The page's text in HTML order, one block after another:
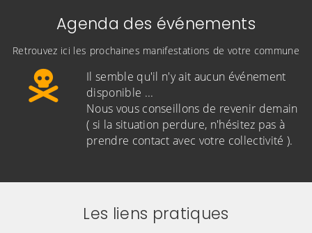
Agenda des événements
Retrouvez ici les prochaines manifestations de votre commune
Il semble qu'il n'y ait aucun événement
disponible ...
Nous vous conseillons de revenir demain
( si la situation perdure, n'hésitez pas à
prendre contact avec votre collectivité ).
Les liens pratiques